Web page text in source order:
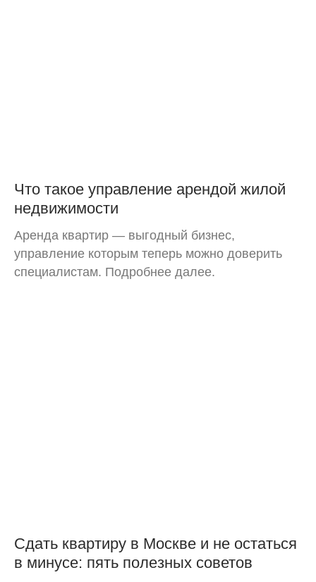
Что такое управление арендой жилой
недвижимости
Аренда квартир — выгодный бизнес,
управление которым теперь можно доверить
специалистам. Подробнее далее.
Сдать квартиру в Москве и не остаться
в минусе: пять полезных советов